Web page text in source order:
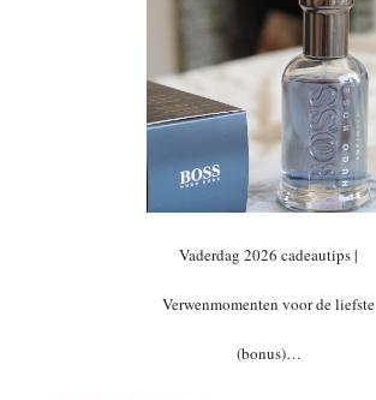
Vaderdag 2026 cadeautips |
Verwenmomenten voor de liefste
(bonus)…